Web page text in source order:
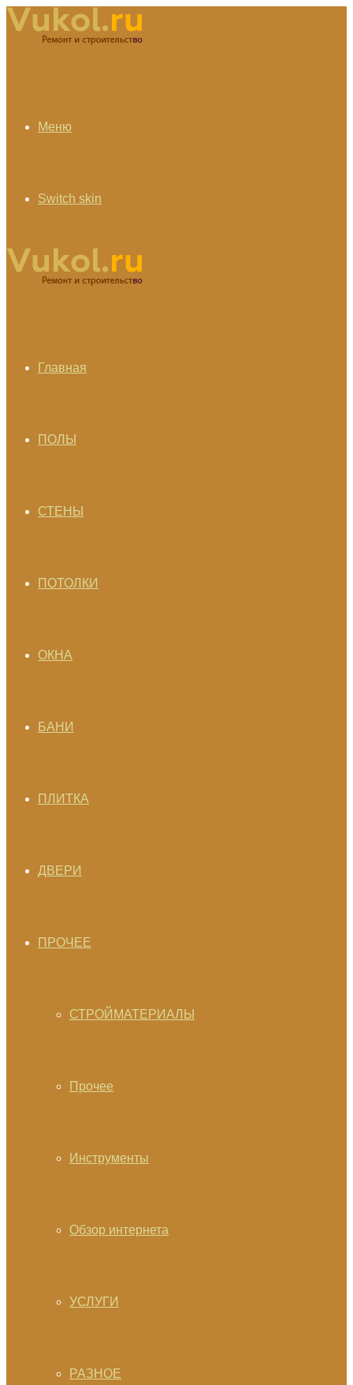
Меню
Switch skin
Главная
ПОЛЫ
СТЕНЫ
ПОТОЛКИ
ОКНА
БАНИ
ПЛИТКА
ДВЕРИ
ПРОЧЕЕ
СТРОЙМАТЕРИАЛЫ
Прочее
Инструменты
Обзор интернета
УСЛУГИ
РАЗНОЕ